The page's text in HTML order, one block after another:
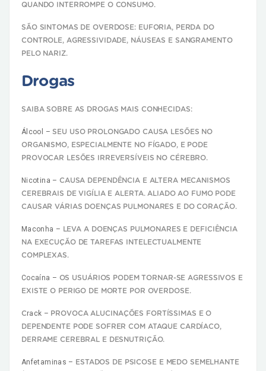
QUANDO INTERROMPE O CONSUMO.
SÃO SINTOMAS DE OVERDOSE: EUFORIA, PERDA DO
CONTROLE, AGRESSIVIDADE, NÁUSEAS E SANGRAMENTO
PELO NARIZ.
Drogas
SAIBA SOBRE AS DROGAS MAIS CONHECIDAS:
Álcool –SEU USO PROLONGADO CAUSA LESÕES NO
ORGANISMO, ESPECIALMENTE NO FÍGADO, E PODE
PROVOCAR LESÕES IRREVERSÍVEIS NO CÉREBRO.
Nicotina – CAUSA DEPENDÊNCIA E ALTERA MECANISMOS
CEREBRAIS DE VIGÍLIA E ALERTA. ALIADO AO FUMO PODE
CAUSAR VÁRIAS DOENÇAS PULMONARES E DO CORAÇÃO.
Maconha – LEVA A DOENÇAS PULMONARES E DEFICIÊNCIA
NA EXECUÇÃO DE TAREFAS INTELECTUALMENTE
COMPLEXAS.
Cocaína – OS USUÁRIOS PODEM TORNAR-SE AGRESSIVOS E
EXISTE O PERIGO DE MORTE POR OVERDOSE.
Crack – PROVOCA ALUCINAÇÕES FORTÍSSIMAS E O
DEPENDENTE PODE SOFRER COM ATAQUE CARDÍACO,
DERRAME CEREBRAL E DESNUTRIÇÃO.
Anfetaminas – ESTADOS DE PSICOSE E MEDO SEMELHANTE